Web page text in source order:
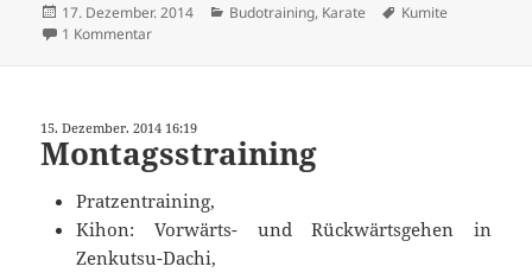
Veröffentlicht
am
17. Dezember. 2014 Kategorien
Budotraining, Karate Schlagwörter
Kumite
1 Kommentarzu Mittwochstraining
15. Dezember. 2014 16:19
Montagsstraining
Pratzentraining,
Kihon: Vorwärts- und Rückwärtsgehen in
Zenkutsu-Dachi,